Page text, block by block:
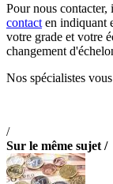
Pour nous
contact en indiquant
votre grade et votre
changement
Nos spécialistes
/
Sur le même sujet /